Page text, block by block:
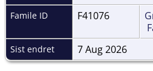
Famile ID F41076
Sist endret 7 Aug 2026